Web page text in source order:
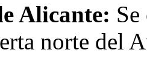
Alicante:
norte del